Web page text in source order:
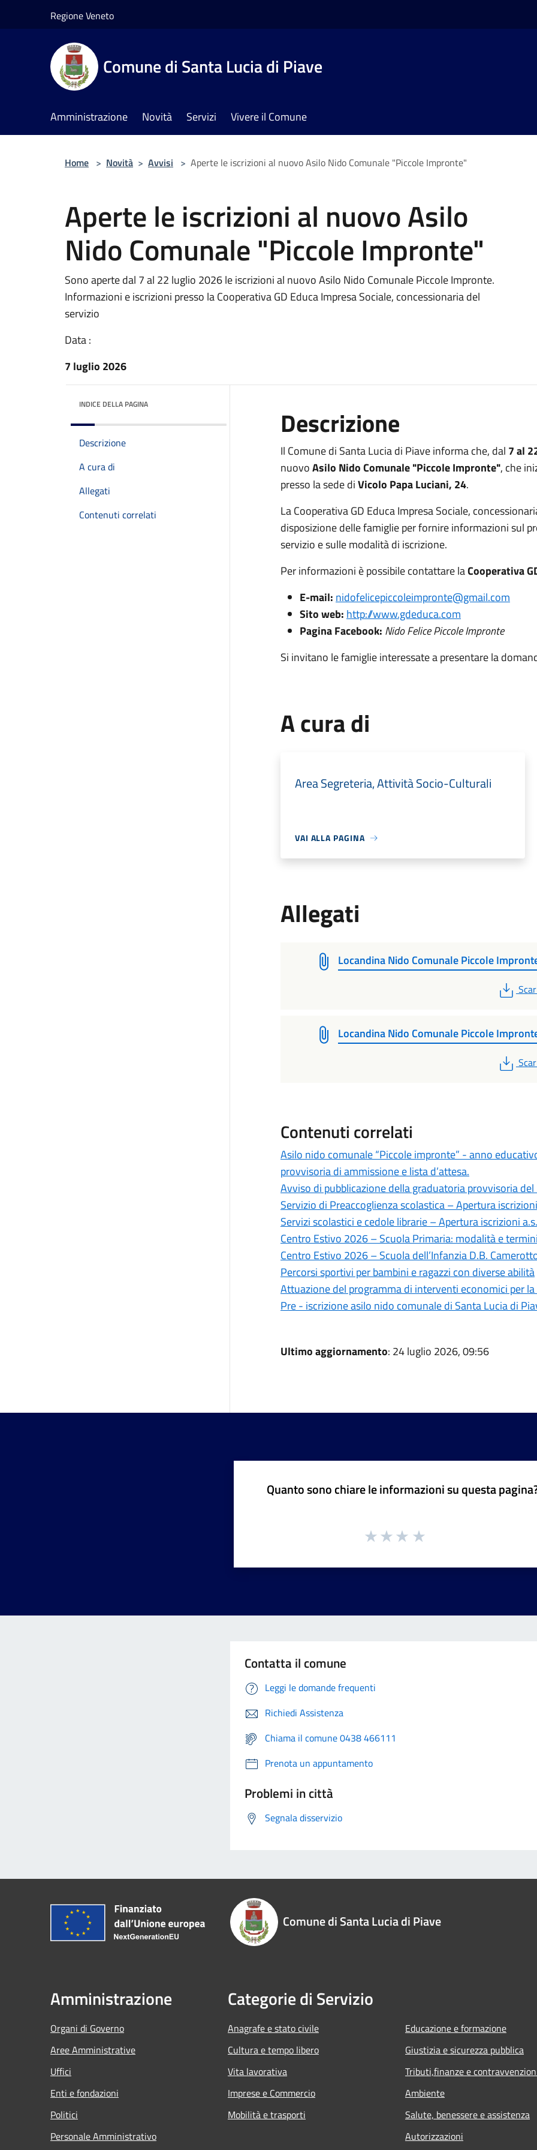
Regione Veneto
Comune di Santa Lucia di Piave
Amministrazione Novità Servizi Vivere il Comune
Home > Novità > Avvisi > Aperte le iscrizioni al nuovo Asilo Nido Comunale "Piccole Impronte"
Aperte le iscrizioni al nuovo Asilo
Nido Comunale "Piccole Impronte"
Sono aperte dal 7 al 22 luglio 2026 le iscrizioni al nuovo Asilo Nido Comunale Piccole Impronte.
Informazioni e iscrizioni presso la Cooperativa GD Educa Impresa Sociale, concessionaria del
servizio
Data :
7 luglio 2026
INDICE DELLA PAGINA
Descrizione
A cura di
Allegati
Contenuti correlati
Descrizione
Il Comune di Santa Lucia di Piave informa che, dal 7 al
nuovoAsilo Nido Comunale "Piccole Impronte", che
presso la sede diVicolo Papa Luciani, 24.
La Cooperativa GD Educa Impresa Sociale,
disposizione delle famiglie per fornire informazioni sul
servizio e sulle modalità di iscrizione.
Per informazioni è possibile contattare laCooperativa
E-mail: nidofelicepiccoleimpronte@gmail.com
Sito web: http://www.gdeduca.com
Pagina Facebook: Nido Felice Piccole Impronte
Si invitano le famiglie interessate a presentare la
A cura di
Area Segreteria, Attività Socio-Culturali
VAI ALLA PAGINA
Allegati
Locandina Nido Comunale Piccole
PDF
Locandina Nido Comunale Piccole
PDF
Contenuti correlati
Asilo nido comunale “Piccole impronte” - anno
provvisoria di ammissione e lista d’attesa.
Avviso di pubblicazione della graduatoria provvisoria
Servizio di Preaccoglienza scolastica – Apertura
Servizi scolastici e cedole librarie – Apertura iscrizioni
Centro Estivo 2026 – Scuola Primaria: modalità e
Centro Estivo 2026 – Scuola dell’Infanzia D.B.
Percorsi sportivi per bambini e ragazzi con diverse abilità
Attuazione del programma di interventi economici per
Pre - iscrizione asilo nido comunale di Santa Lucia di
Ultimo aggiornamento: 24 luglio 2026, 09:56
Quanto sono chiare le informazioni su questa
Contatta il comune
Leggi le domande frequenti
Richiedi Assistenza
Chiama il comune 0438 466111
Prenota un appuntamento
Problemi in città
Segnala disservizio
Comune di Santa Lucia di Piave
Amministrazione
Organi di Governo
Aree Amministrative
Uffici
Enti e fondazioni
Politici
Personale Amministrativo
Categorie di Servizio
Anagrafe e stato civile
Cultura e tempo libero
Vita lavorativa
Imprese e Commercio
Mobilità e trasporti
Educazione e formazione
Giustizia e sicurezza pubblica
Tributi,finanze e
Ambiente
Salute, benessere e assistenza
Autorizzazioni